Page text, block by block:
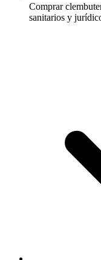
Comprar
sanitarios y